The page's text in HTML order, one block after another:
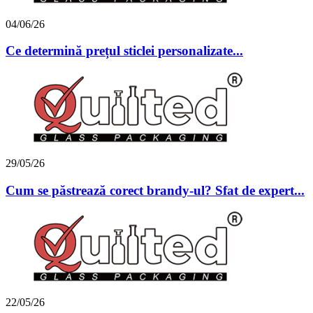
04/06/26
Ce determină prețul sticlei personalizate...
29/05/26
Cum se păstrează corect brandy-ul? Sfat de expert...
22/05/26